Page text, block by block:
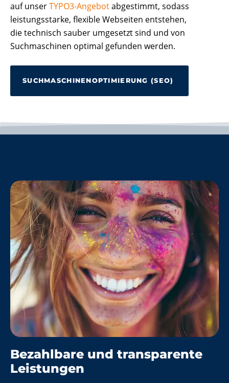
auf unserTYPO3-Angebotabgestimmt, sodass
leistungsstarke, flexible Webseiten entstehen,
die technisch sauber umgesetzt sind und von
Suchmaschinen optimal gefunden werden.
SUCHMASCHINENOPTIMIERUNG (SEO)
Bezahlbare und transparente
Leistungen